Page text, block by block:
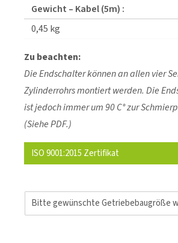
Gewicht – Kabel (5m) :
0,45 kg
Zu beachten:
Die Endschalter können an allen vier
Zylinderrohrs montiert werden. Die
ist jedoch immer um 90 C° zur
(Siehe PDF.)
ISO 9001:2015 Zertifikat